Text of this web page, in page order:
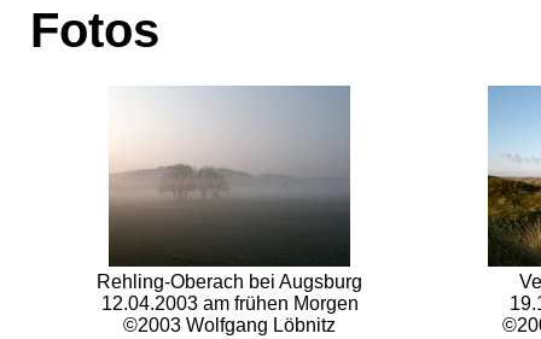
Fotos
Rehling-Oberach bei Augsburg
12.04.2003 am frühen Morgen
©2003 Wolfgang Löbnitz